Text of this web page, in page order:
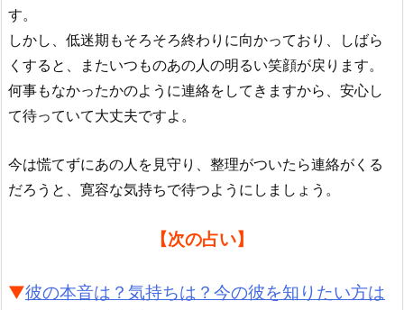
す。
しかし、低迷期もそろそろ終わりに向かっており、しばら
くすると、またいつものあの人の明るい笑顔が戻ります。
何事もなかったかのように連絡をしてきますから、安心し
て待っていて大丈夫ですよ。
今は慌てずにあの人を見守り、整理がついたら連絡がくる
だろうと、寛容な気持ちで待つようにしましょう。
【次の占い】
▼彼の本音は？気持ちは？今の彼を知りたい方は